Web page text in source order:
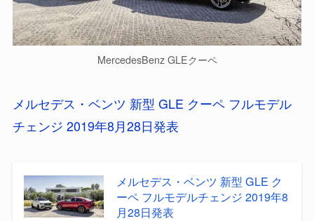
MercedesBenz GLEクーペ
メルセデス・ベンツ 新型 GLE クーペ フルモデル
チェンジ 2019年8月28日発表
メルセデス・ベンツ 新型 GLE ク
ーペ フルモデルチェンジ 2019年8
月28日発表